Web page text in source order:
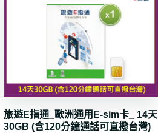
旅遊E指通_歐洲通用E-sim卡_ 14天
30GB (含120分鐘通話可直撥台灣)